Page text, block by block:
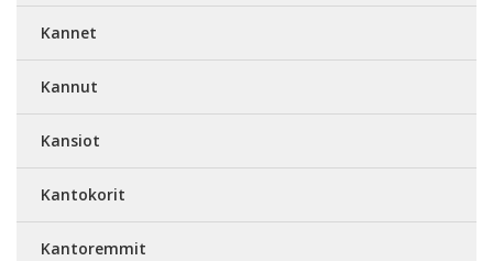
Kannet
Kannut
Kansiot
Kantokorit
Kantoremmit